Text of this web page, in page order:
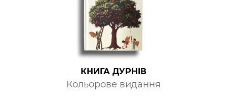
Друга частина допоможе покращити зміст ваших
публічних промов: вибудувати ефективну
аргументацію, використовувати ораторські прийоми
та дотримуватися правильної ораторської стратегії.
У вас є все, що потрібно для розвитку ораторських
навичок: бажання, наполегливість, здібності та
«Майстер публічних виступів».
КНИГА ДУРНІВ
Кольорове видання